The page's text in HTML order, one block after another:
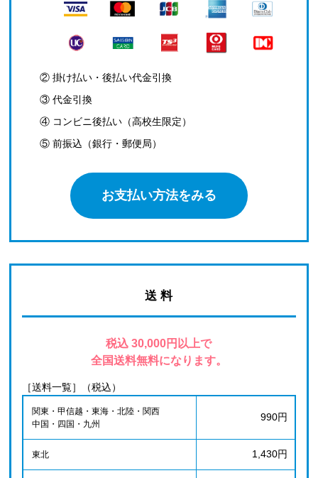
② 掛け払い・後払い代金引換
③ 代金引換
④ コンビニ後払い（高校生限定）
⑤ 前振込（銀行・郵便局）
お支払い方法をみる
送 料
税込 30,000円以上で
全国送料無料になります。
［送料一覧］（税込）
関東・甲信越・東海・北陸・関西
中国・四国・九州
990円
東北 1,430円